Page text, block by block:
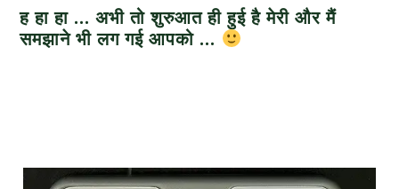
ह हा हा … अभी तो शुरुआत ही हुई है मेरी और मैं
समझाने भी लग गई आपको …